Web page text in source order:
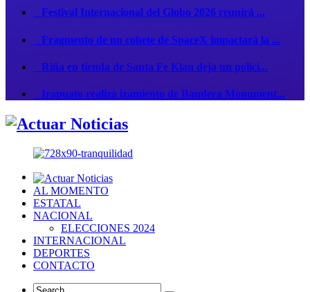
Festival Internacional del Globo 2026 reunirá ...
Fragmento de un cohete de SpaceX impactará la ...
Riña en tienda de Santa Fe Klan deja un policí...
Irapuato realiza izamiento de Bandera Monument...
AL MOMENTO
ESTATAL
NACIONAL
ELECCIONES 2024
INTERNACIONAL
DEPORTES
CONTACTO